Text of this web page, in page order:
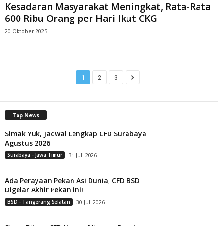
Kesadaran Masyarakat Meningkat, Rata-Rata
600 Ribu Orang per Hari Ikut CKG
20 Oktober 2025
1 2 3
Top News
Simak Yuk, Jadwal Lengkap CFD Surabaya
Agustus 2026
Surabaya - Jawa Timur 31 Juli 2026
Ada Perayaan Pekan Asi Dunia, CFD BSD
Digelar Akhir Pekan ini!
BSD - Tangerang Selatan 30 Juli 2026